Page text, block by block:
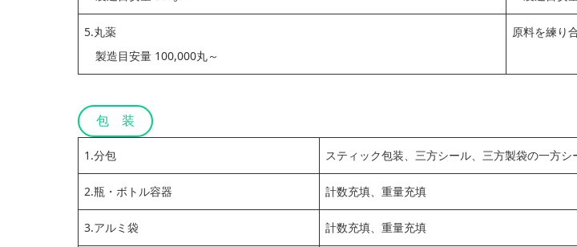
5.丸薬
製造目安量 100,000丸～
原料を練り
包 装
1.分包 スティック包装、三方シール、三方製袋の一方シ
2.瓶・ボトル容器 計数充填、重量充填
3.アルミ袋 計数充填、重量充填